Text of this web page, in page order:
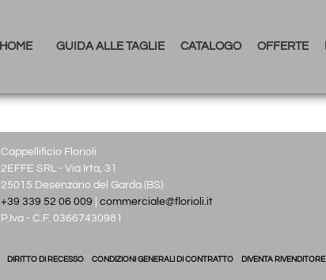
HOME GUIDA ALLE TAGLIE CATALOGO OFFERTE
Cappellificio Florioli
2EFFE SRL - Via Irta, 31
25015 Desenzano del Garda (BS)
+39 339 52 06 009
commerciale@florioli.it
P.Iva - C.F. 03667430981
DIRITTO DI RECESSO CONDIZIONI GENERALI DI CONTRATTO DIVENTA RIVENDITORE